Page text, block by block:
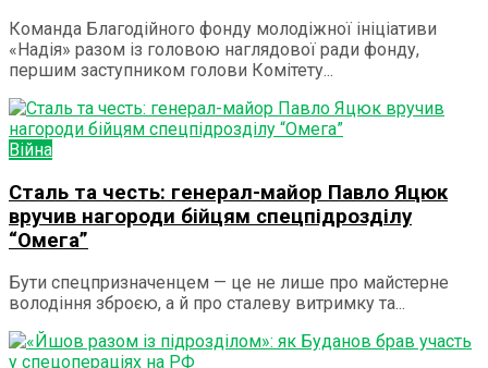
Команда Благодійного фонду молодіжної ініціативи
«Надія» разом із головою наглядової ради фонду,
першим заступником голови Комітету...
Війна
Сталь та честь: генерал-майор Павло Яцюк
вручив нагороди бійцям спецпідрозділу
“Омега”
Бути спецпризначенцем — це не лише про майстерне
володіння зброєю, а й про сталеву витримку та...